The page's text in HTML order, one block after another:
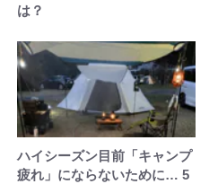
は？
ハイシーズン目前「キャンプ
疲れ」にならないために… 5